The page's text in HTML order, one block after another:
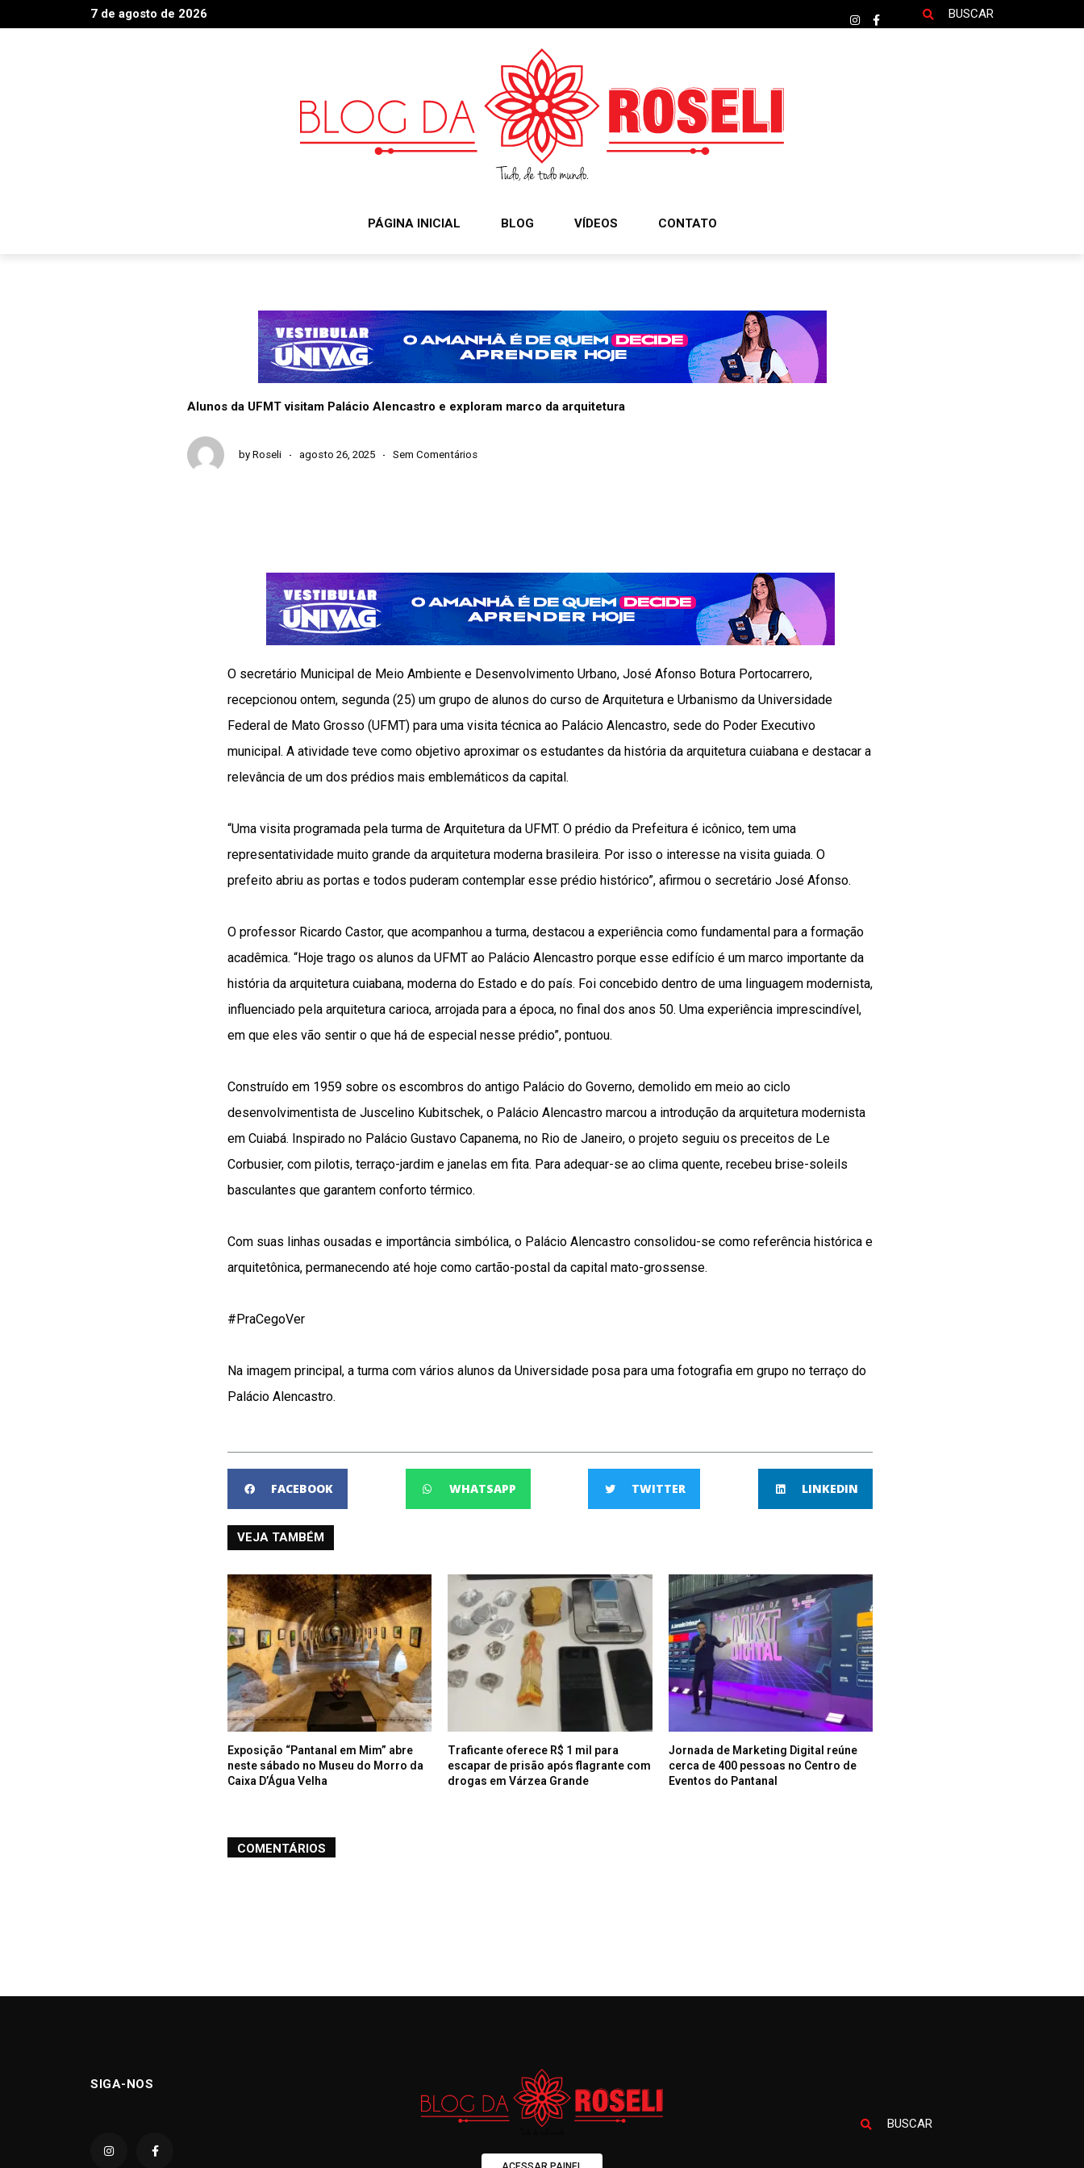
7 de agosto de 2026 BUSCAR
PÁGINA INICIAL BLOG VÍDEOS CONTATO
Alunos da UFMT visitam Palácio Alencastro e exploram marco da arquitetura
by Roseli agosto 26, 2025 Sem Comentários
O secretário Municipal de Meio Ambiente e Desenvolvimento Urbano, José Afonso Botura Portocarrero,
recepcionou ontem, segunda (25) um grupo de alunos do curso de Arquitetura e Urbanismo da Universidade
Federal de Mato Grosso (UFMT) para uma visita técnica ao Palácio Alencastro, sede do Poder Executivo
municipal. A atividade teve como objetivo aproximar os estudantes da história da arquitetura cuiabana e destacar a
relevância de um dos prédios mais emblemáticos da capital.
“Uma visita programada pela turma de Arquitetura da UFMT. O prédio da Prefeitura é icônico, tem uma
representatividade muito grande da arquitetura moderna brasileira. Por isso o interesse na visita guiada. O
prefeito abriu as portas e todos puderam contemplar esse prédio histórico”, afirmou o secretário José Afonso.
O professor Ricardo Castor, que acompanhou a turma, destacou a experiência como fundamental para a formação
acadêmica. “Hoje trago os alunos da UFMT ao Palácio Alencastro porque esse edifício é um marco importante da
história da arquitetura cuiabana, moderna do Estado e do país. Foi concebido dentro de uma linguagem modernista,
influenciado pela arquitetura carioca, arrojada para a época, no final dos anos 50. Uma experiência imprescindível,
em que eles vão sentir o que há de especial nesse prédio”, pontuou.
Construído em 1959 sobre os escombros do antigo Palácio do Governo, demolido em meio ao ciclo
desenvolvimentista de Juscelino Kubitschek, o Palácio Alencastro marcou a introdução da arquitetura modernista
em Cuiabá. Inspirado no Palácio Gustavo Capanema, no Rio de Janeiro, o projeto seguiu os preceitos de Le
Corbusier, com pilotis, terraço-jardim e janelas em fita. Para adequar-se ao clima quente, recebeu brise-soleils
basculantes que garantem conforto térmico.
Com suas linhas ousadas e importância simbólica, o Palácio Alencastro consolidou-se como referência histórica e
arquitetônica, permanecendo até hoje como cartão-postal da capital mato-grossense.
#PraCegoVer
Na imagem principal, a turma com vários alunos da Universidade posa para uma fotografia em grupo no terraço do
Palácio Alencastro.
FACEBOOK WHATSAPP TWITTER LINKEDIN
VEJA TAMBÉM
Exposição “Pantanal em Mim” abre
neste sábado no Museu do Morro da
Caixa D’Água Velha
Traficante oferece R$ 1 mil para
escapar de prisão após flagrante com
drogas em Várzea Grande
Jornada de Marketing Digital reúne
cerca de 400 pessoas no Centro de
Eventos do Pantanal
COMENTÁRIOS
SIGA-NOS
BUSCAR